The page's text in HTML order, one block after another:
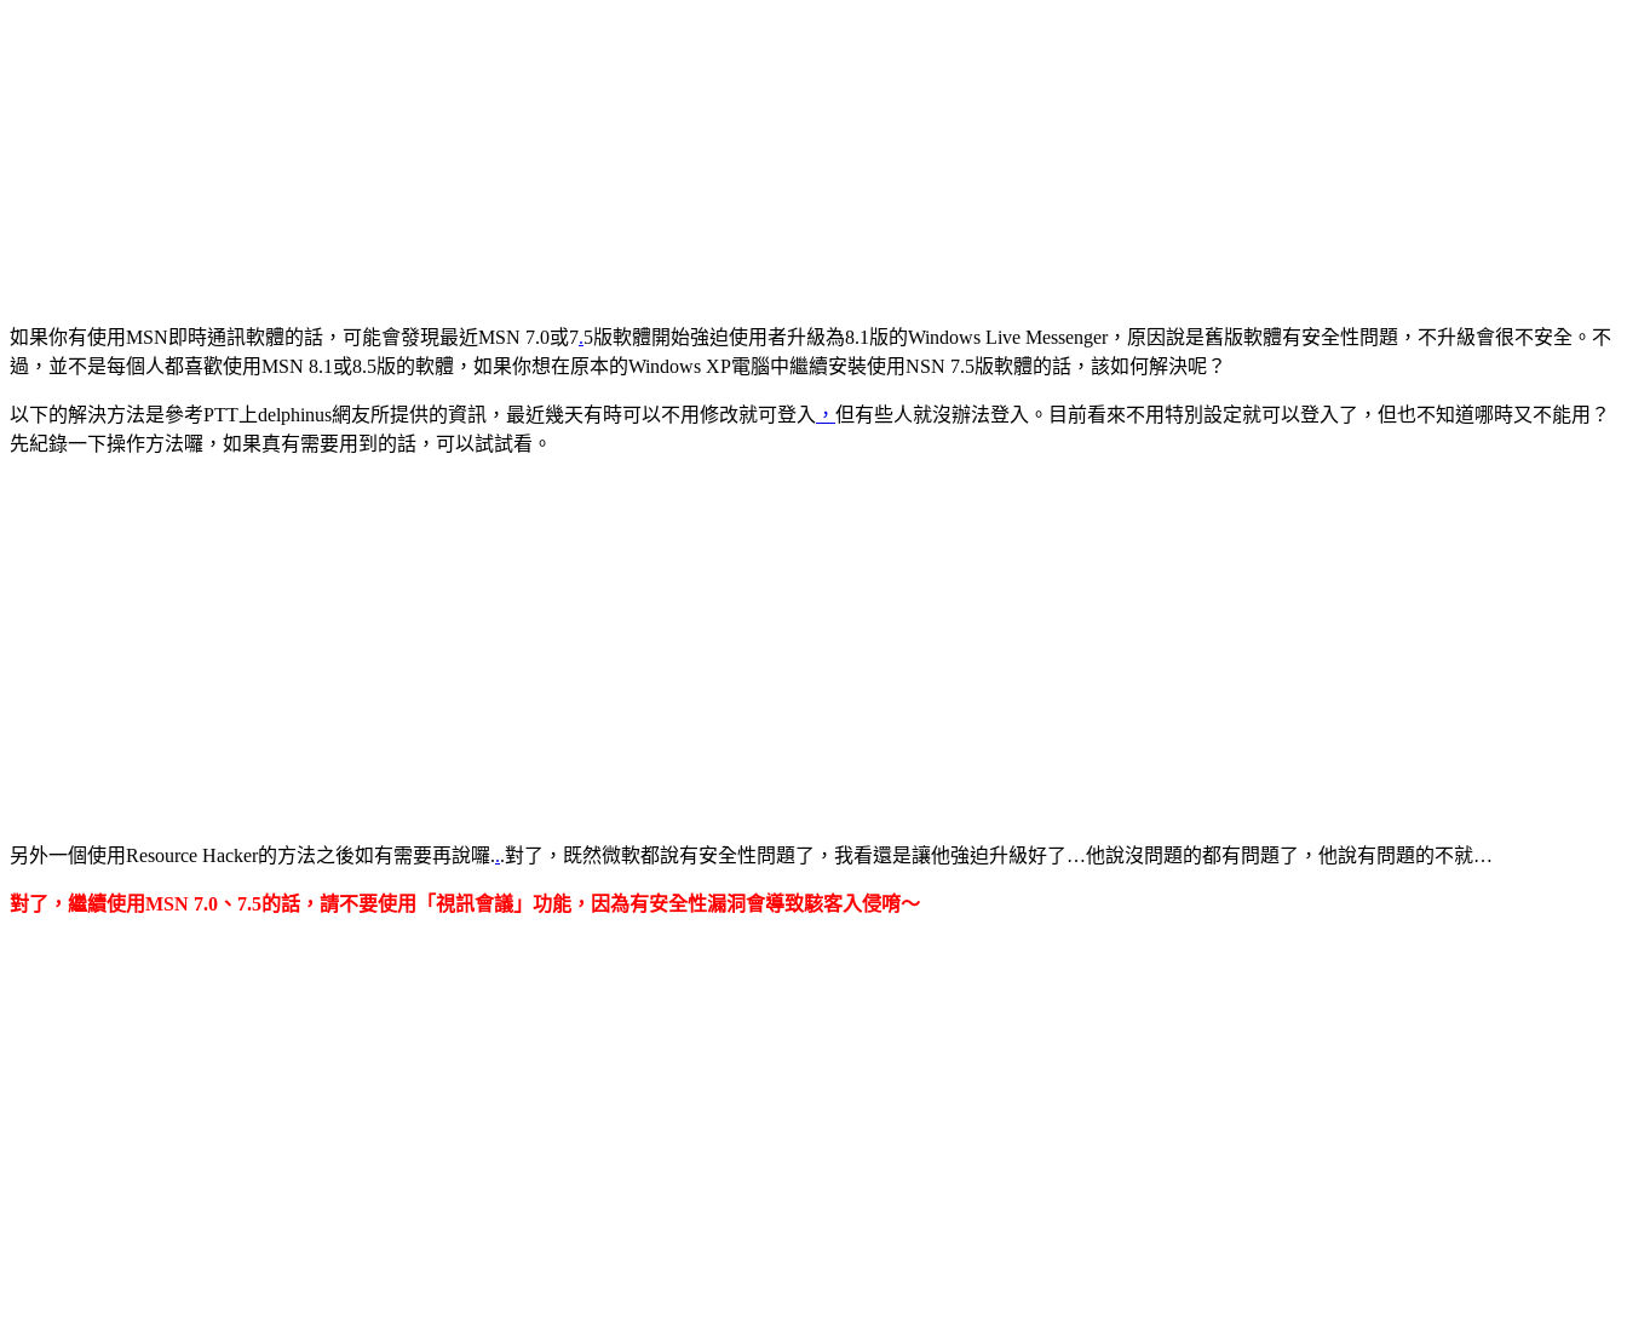
如果你有使用MSN即時通訊軟體的話，可能會發現最近MSN 7.0或7.5版軟體開始強迫使用者升級為8.1版的Windows Live Messenger，原因說是舊版軟體有安全性問題，不升級會很不安全。不
過，並不是每個人都喜歡使用MSN 8.1或8.5版的軟體，如果你想在原本的Windows XP電腦中繼續安裝使用NSN 7.5版軟體的話，該如何解決呢？
以下的解決方法是參考PTT上delphinus網友所提供的資訊，最近幾天有時可以不用修改就可登入 ， 但有些人就沒辦法登入。目前看來不用特別設定就可以登入了，但也不知道哪時又不能用？
先紀錄一下操作方法囉，如果真有需要用到的話，可以試試看。
另外一個使用Resource Hacker的方法之後如有需要再說囉...對了，既然微軟都說有安全性問題了，我看還是讓他強迫升級好了…他說沒問題的都有問題了，他說有問題的不就…
對了，繼續使用MSN 7.0、7.5的話，請不要使用「視訊會議」功能，因為有安全性漏洞會導致駭客入侵唷～